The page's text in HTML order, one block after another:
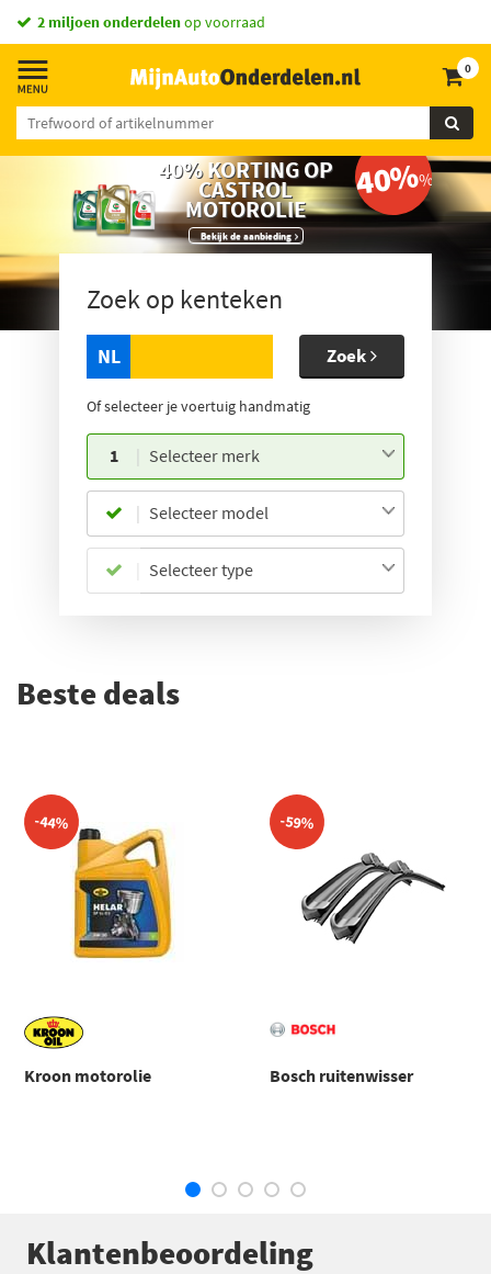
2 miljoen onderdelenop voorraad
0
40% KORTING OP
CASTROL
MOTOROLIE
Bekijk de aanbieding
40%
Zoek op kenteken
NL Zoek
Of selecteer je voertuig handmatig
1 Selecteer merk
Selecteer model
Selecteer type
Beste deals
-44%
Kroon motorolie
-59%
Bosch ruitenwisser
Klantenbeoordeling